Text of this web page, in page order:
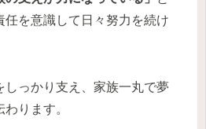
任を意識して日々努力を続け
しっかり支え、家族一丸で夢
ります。